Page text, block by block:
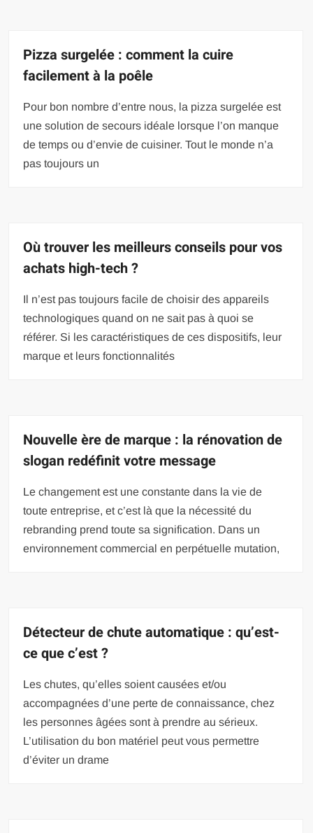
Pizza surgelée : comment la cuire
facilement à la poêle
Pour bon nombre d’entre nous, la pizza surgelée est
une solution de secours idéale lorsque l’on manque
de temps ou d’envie de cuisiner. Tout le monde n’a
pas toujours un
Où trouver les meilleurs conseils pour vos
achats high-tech ?
Il n’est pas toujours facile de choisir des appareils
technologiques quand on ne sait pas à quoi se
référer. Si les caractéristiques de ces dispositifs, leur
marque et leurs fonctionnalités
Nouvelle ère de marque : la rénovation de
slogan redéfinit votre message
Le changement est une constante dans la vie de
toute entreprise, et c’est là que la nécessité du
rebranding prend toute sa signification. Dans un
environnement commercial en perpétuelle mutation,
Détecteur de chute automatique : qu’est-
ce que c’est ?
Les chutes, qu’elles soient causées et/ou
accompagnées d’une perte de connaissance, chez
les personnes âgées sont à prendre au sérieux.
L’utilisation du bon matériel peut vous permettre
d’éviter un drame